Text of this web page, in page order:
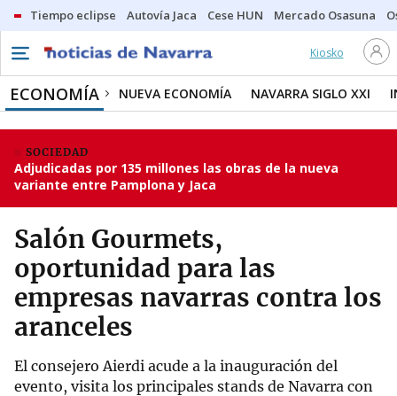
Tiempo eclipse Autovía Jaca Cese HUN Mercado Osasuna
Kiosko
ECONOMÍA NUEVA ECONOMÍA NAVARRA SIGLO XXI
SOCIEDAD
Adjudicadas por 135 millones las obras de la nueva
variante entre Pamplona y Jaca
Salón Gourmets,
oportunidad para las
empresas navarras contra los
aranceles
El consejero Aierdi acude a la inauguración del
evento, visita los principales stands de Navarra con